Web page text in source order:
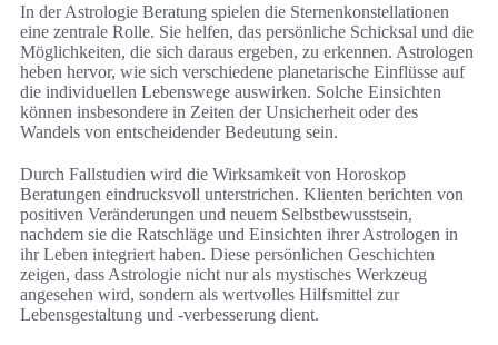
In der Astrologie Beratung spielen die Sternenkonstellationen
eine zentrale Rolle. Sie helfen, das persönliche Schicksal und die
Möglichkeiten, die sich daraus ergeben, zu erkennen. Astrologen
heben hervor, wie sich verschiedene planetarische Einflüsse auf
die individuellen Lebenswege auswirken. Solche Einsichten
können insbesondere in Zeiten der Unsicherheit oder des
Wandels von entscheidender Bedeutung sein.
Durch Fallstudien wird die Wirksamkeit von Horoskop
Beratungen eindrucksvoll unterstrichen. Klienten berichten von
positiven Veränderungen und neuem Selbstbewusstsein,
nachdem sie die Ratschläge und Einsichten ihrer Astrologen in
ihr Leben integriert haben. Diese persönlichen Geschichten
zeigen, dass Astrologie nicht nur als mystisches Werkzeug
angesehen wird, sondern als wertvolles Hilfsmittel zur
Lebensgestaltung und -verbesserung dient.